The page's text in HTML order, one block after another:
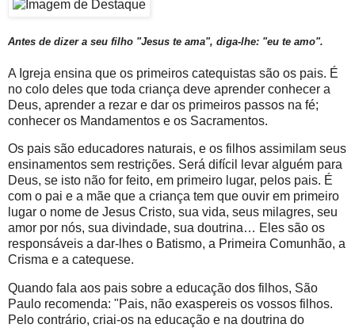
Antes de dizer a seu filho "Jesus te ama", diga-lhe: "eu te amo".
A Igreja ensina que os primeiros catequistas são os pais. É
no colo deles que toda criança deve aprender conhecer a
Deus, aprender a rezar e dar os primeiros passos na fé;
conhecer os Mandamentos e os Sacramentos.
Os pais são educadores naturais, e os filhos assimilam seus
ensinamentos sem restrições. Será difícil levar alguém para
Deus, se isto não for feito, em primeiro lugar, pelos pais. É
com o pai e a mãe que a criança tem que ouvir em primeiro
lugar o nome de Jesus Cristo, sua vida, seus milagres, seu
amor por nós, sua divindade, sua doutrina… Eles são os
responsáveis a dar-lhes o Batismo, a Primeira Comunhão, a
Crisma e a catequese.
Quando fala aos pais sobre a educação dos filhos, São
Paulo recomenda: "Pais, não exaspereis os vossos filhos.
Pelo contrário, criai-os na educação e na doutrina do